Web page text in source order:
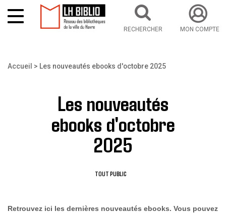
RECHERCHER MON COMPTE
Accueil Les nouveautés ebooks d'octobre 2025
Les nouveautés
ebooks d'octobre
2025
TOUT PUBLIC
Retrouvez ici les dernières nouveautés ebooks. Vous pouvez